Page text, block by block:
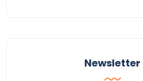
Newsletter